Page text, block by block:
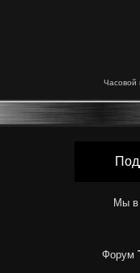
Часовой
Мы в
Форум